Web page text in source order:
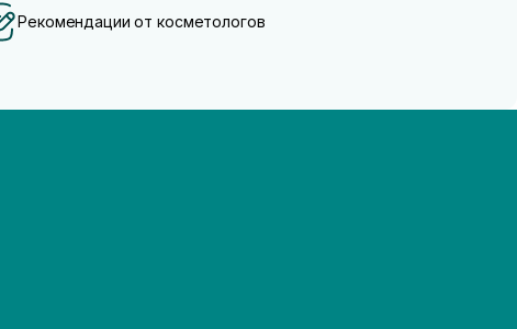
Рекомендации от косметологов